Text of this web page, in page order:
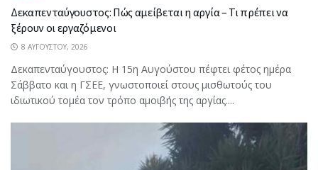
Δεκαπενταύγουστος: Πώς αμείβεται η αργία – Τι πρέπει να
ξέρουν οι εργαζόμενοι
8 ΑΥΓΟΎΣΤΟΥ, 2026
Δεκαπενταύγουστος: Η 15η Αυγούστου πέφτει φέτος ημέρα
Σάββατο και η ΓΣΕΕ, γνωστοποιεί στους μισθωτούς του
ιδιωτικού τομέα τον τρόπο αμοιβής της αργίας....